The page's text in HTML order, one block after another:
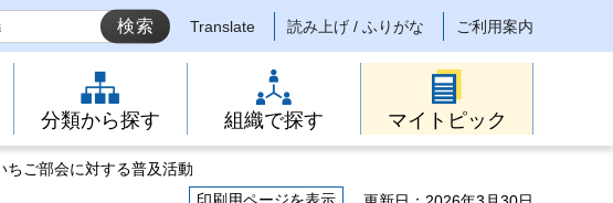
Translate 読み上げ / ふりがな ご利用案内
分類から探す 組織で探す マイトピック
ちご部会に対する普及活動